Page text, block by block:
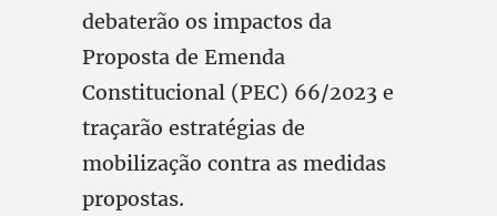
debaterão os impactos da
Proposta de Emenda
Constitucional (PEC) 66/2023 e
traçarão estratégias de
mobilização contra as medidas
propostas.